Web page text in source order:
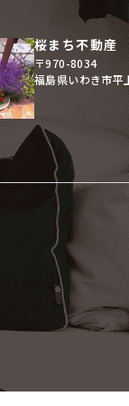
桜まち不動産
〒970-8034
福島県いわき市平